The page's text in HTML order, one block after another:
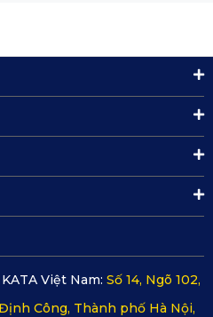
Việt Nam: Số 14, Ngõ 102,
Công, Thành phố Hà Nội,